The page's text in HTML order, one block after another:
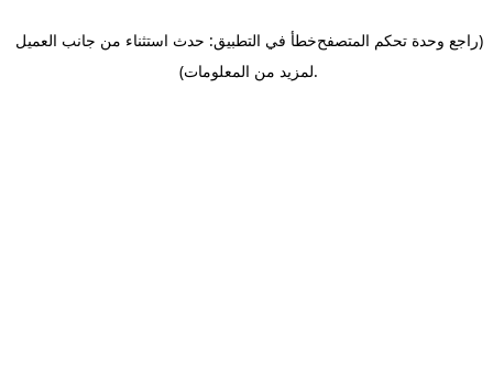
خطأ في التطبيق: حدث استثناء من جانب العميل(راجع وحدة تحكم المتصفح
لمزيد من المعلومات).